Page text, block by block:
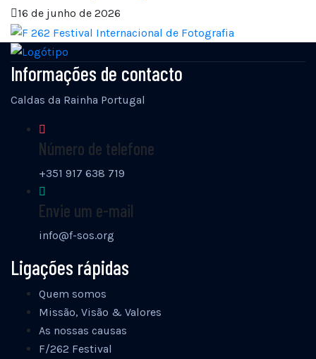
16 de junho de 2026
Informações de contacto
Caldas da Rainha Portugal
Número de telefone
+351 917 638 719
Envie um e-mail
info@f-sos.org
Ligações rápidas
Quem somos
Missão, Visão & Valores
As nossas causas
F/262 Festival